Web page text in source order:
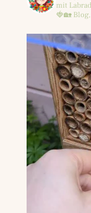
mit
🍓🏡Blog,